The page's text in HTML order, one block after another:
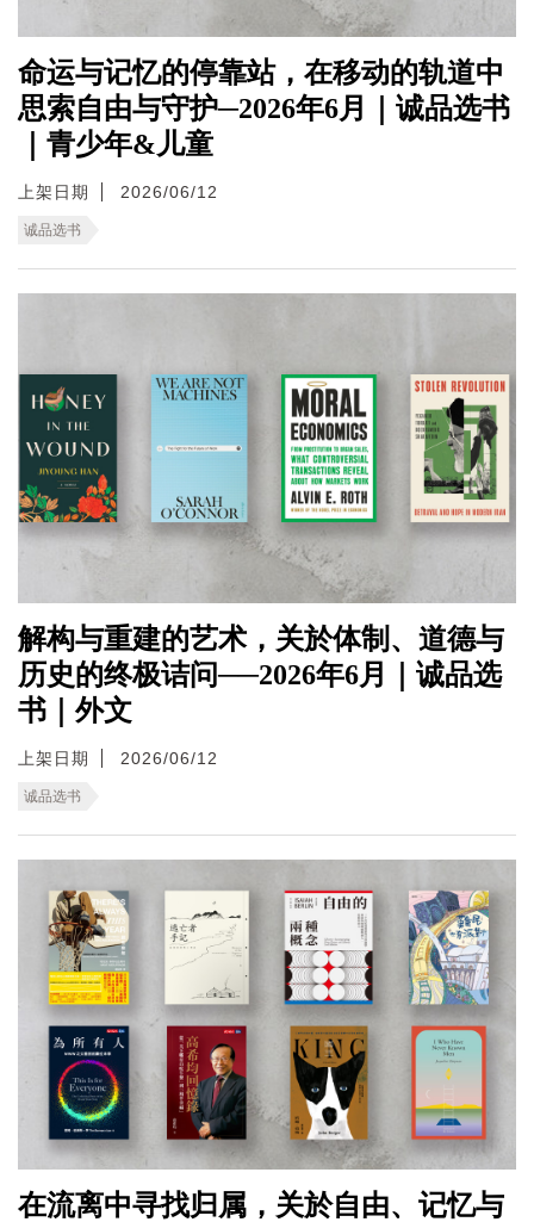
命运与记忆的停靠站，在移动的轨道中
思索自由与守护─2026年6月｜诚品选书
｜青少年&儿童
上架日期 2026/06/12
诚品选书
解构与重建的艺术，关於体制、道德与
历史的终极诘问──2026年6月｜诚品选
书｜外文
上架日期 2026/06/12
诚品选书
在流离中寻找归属，关於自由、记忆与